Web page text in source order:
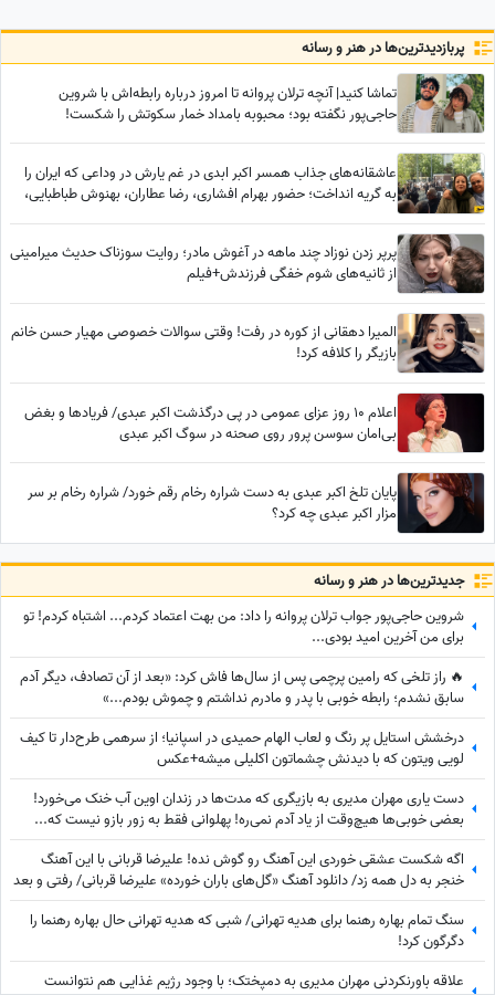
پربازدید‌ترین‌ها در هنر و رسانه
تماشا کنید| آنچه ترلان پروانه تا امروز درباره رابطه‌اش با شروین
حاجی‌پور نگفته بود؛ محبوبه بامداد خمار سکوتش را شکست!
عاشقانه‌های جذاب همسر اکبر ابدی در غم یارش در وداعی که ایران را
به گریه انداخت؛ حضور بهرام افشاری، رضا عطاران، بهنوش طباطبایی،
پرپر زدن نوزاد چند ماهه در آغوش مادر؛ روایت سوزناک حدیث میرامینی
از ثانیه‌های شوم خفگی فرزندش+فیلم
المیرا دهقانی از کوره در رفت! وقتی سوالات خصوصی مهیار حسن خانم
بازیگر را کلافه کرد!
اعلام 10 روز عزای عمومی در پی درگذشت اکبر عبدی/ فریادها و بغض
بی‌امان سوسن پرور روی صحنه در سوگ اکبر عبدی
پایان تلخ اکبر عبدی به دست شراره رخام رقم خورد/ شراره رخام بر سر
مزار اکبر عبدی چه کرد؟
جدید‌ترین‌ها در هنر و رسانه
شروین حاجی‌پور جواب ترلان پروانه را داد: من بهت اعتماد کردم... اشتباه کردم! تو
برای من آخرین امید بودی...
🔥 راز تلخی که رامین پرچمی پس از سال‌ها فاش کرد: «بعد از آن تصادف، دیگر آدم
سابق نشدم؛ رابطه خوبی با پدر و مادرم نداشتم و چموش بودم...»
درخشش استایل پر رنگ و لعاب الهام حمیدی در اسپانیا؛ از سرهمی طرح‌دار تا کیف
لویی ویتون که با دیدنش چشماتون اکلیلی میشه+عکس
دست یاری مهران مدیری به بازیگری که مدت‌ها در زندان اوین آب خنک می‌خورد!
بعضی خوبی‌ها هیچ‌وقت از یاد آدم نمی‌ره! پهلوانی فقط به زور بازو نیست که...
اگه شکست عشقی خوردی این آهنگ رو گوش نده! علیرضا قربانی با این آهنگ
خنجر به دل همه زد/ دانلود آهنگ «گل‌های باران خورده» علیرضا قربانی/ رفتی و بعد
از تو دنیا غرق شد در گریه‌هایم💔
سنگ تمام بهاره رهنما برای هدیه تهرانی/ شبی که هدیه تهرانی حال بهاره رهنما را
دگرگون کرد!
علاقه باورنکردنی مهران مدیری به دمپختک؛ با وجود رژیم غذایی هم نتوانست